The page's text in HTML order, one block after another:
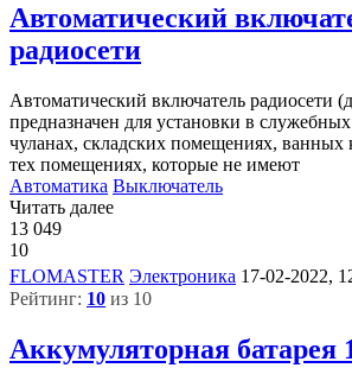
Автоматический
радиосети
Автоматический включатель радиосети
предназначен для установки в
чуланах, складских помещениях, ванных
тех помещениях, которые не имеют
Автоматика Выключатель
Читать далее
13 049
10
FLOMASTER Электроника 17-02-2022,
Рейтинг: 10 из 10
Аккумуляторная батарея